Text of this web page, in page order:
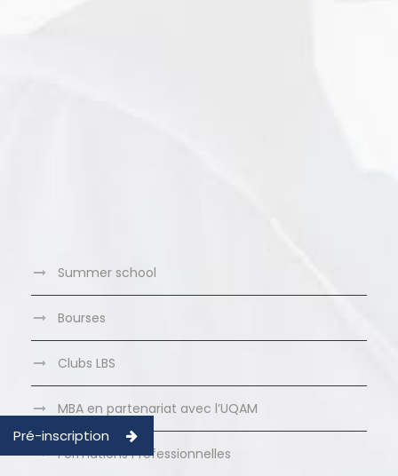
Summer school
Bourses
Clubs LBS
MBA en partenariat avec l’UQAM
Formations Professionnelles
Pré-inscription